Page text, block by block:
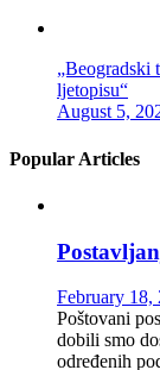
„Beogradski
ljetopisu“
August 5,
Popular Articles
February 18,
Poštovani
dobili smo
određenih